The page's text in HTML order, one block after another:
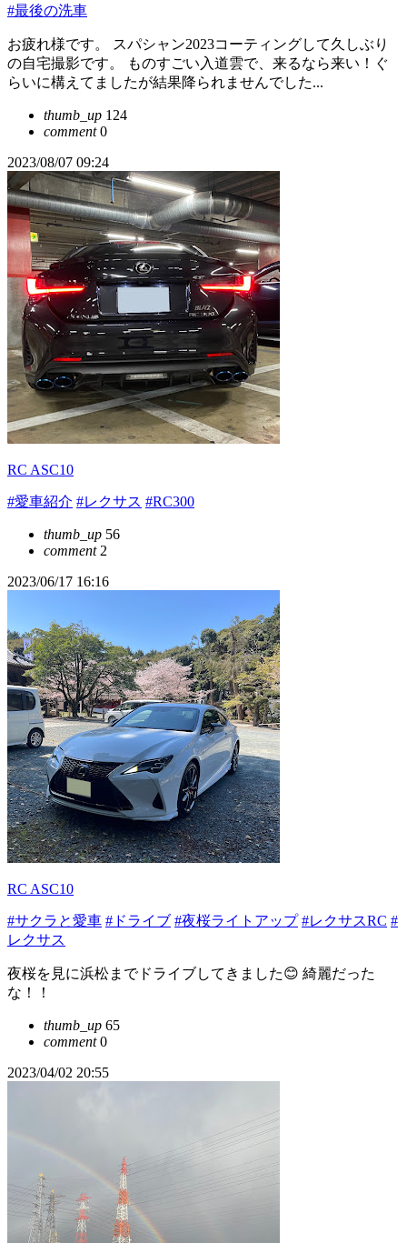
#最後の洗車
お疲れ様です。 スパシャン2023コーティングして久しぶり
の自宅撮影です。 ものすごい入道雲で、来るなら来い！ぐ
らいに構えてましたが結果降られませんでした...
thumb_up 124
comment0
2023/08/07 09:24
RC ASC10
#愛車紹介 #レクサス #RC300
thumb_up 56
comment2
2023/06/17 16:16
RC ASC10
#サクラと愛車 #ドライブ #夜桜ライトアップ #レクサスRC #
レクサス
夜桜を見に浜松までドライブしてきました😊 綺麗だった
な！！
thumb_up 65
comment0
2023/04/02 20:55